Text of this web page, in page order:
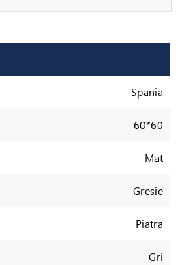
Spania
60*60
Mat
Gresie
Piatra
Gri